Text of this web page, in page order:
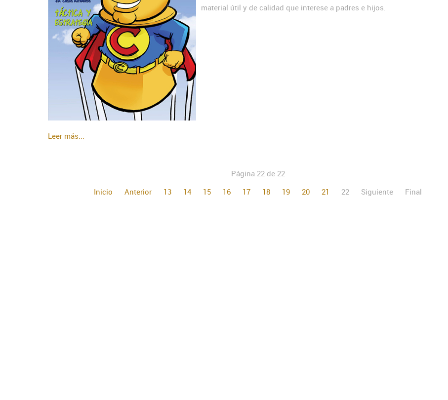
material útil y de calidad que interese a padres e hijos.
Leer más...
Página 22 de 22
Inicio
Anterior 13 14 15 16 17 18 19 20 21 22 Siguiente Final